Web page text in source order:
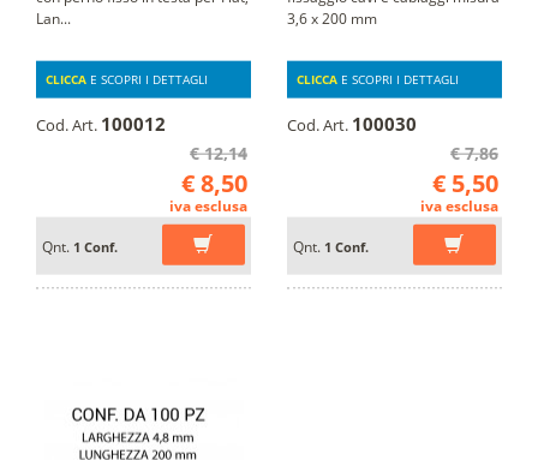
Lan...
CLICCA E SCOPRI I DETTAGLI
Cod. Art. 100012
€ 12,14
€ 8,50
iva esclusa
Qnt. 1 Conf.
3,6 x 200 mm
CLICCA E SCOPRI I DETTAGLI
Cod. Art. 100030
€ 7,86
€ 5,50
iva esclusa
Qnt. 1 Conf.